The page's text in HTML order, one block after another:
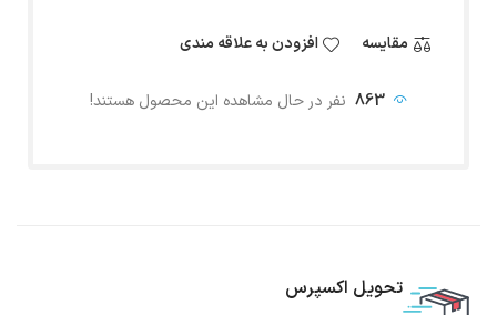
مقایسه افزودن به علاقه مندی
863 نفر در حال مشاهده این محصول هستند!
تحویل اکسپرس